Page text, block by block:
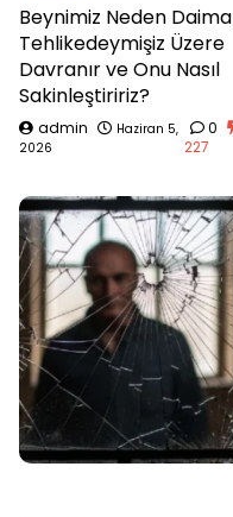
Beynimiz Neden Daima
Tehlikedeymişiz Üzere
Davranır ve Onu Nasıl
Sakinleştiririz?
admin
Haziran 5,
2026
0
227